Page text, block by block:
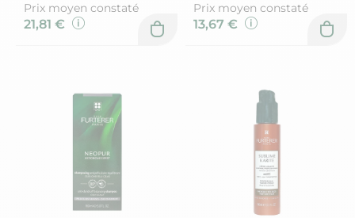
Prix moyen constaté
21,81 €
Prix moyen constaté
13,67 €